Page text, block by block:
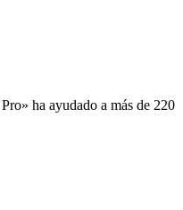
ha ayudado a más de 220